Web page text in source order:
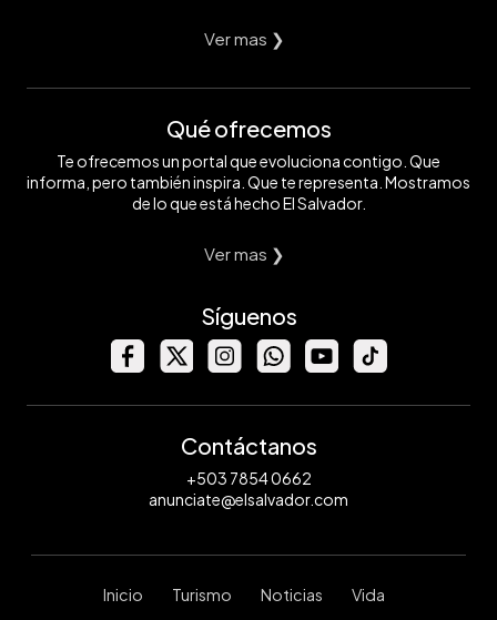
Ver mas ❯
Qué ofrecemos
Te ofrecemos un portal que evoluciona contigo. Que
informa, pero también inspira. Que te representa. Mostramos
de lo que está hecho El Salvador.
Ver mas ❯
Síguenos
Contáctanos
+503 7854 0662
anunciate@elsalvador.com
Inicio Turismo Noticias Vida